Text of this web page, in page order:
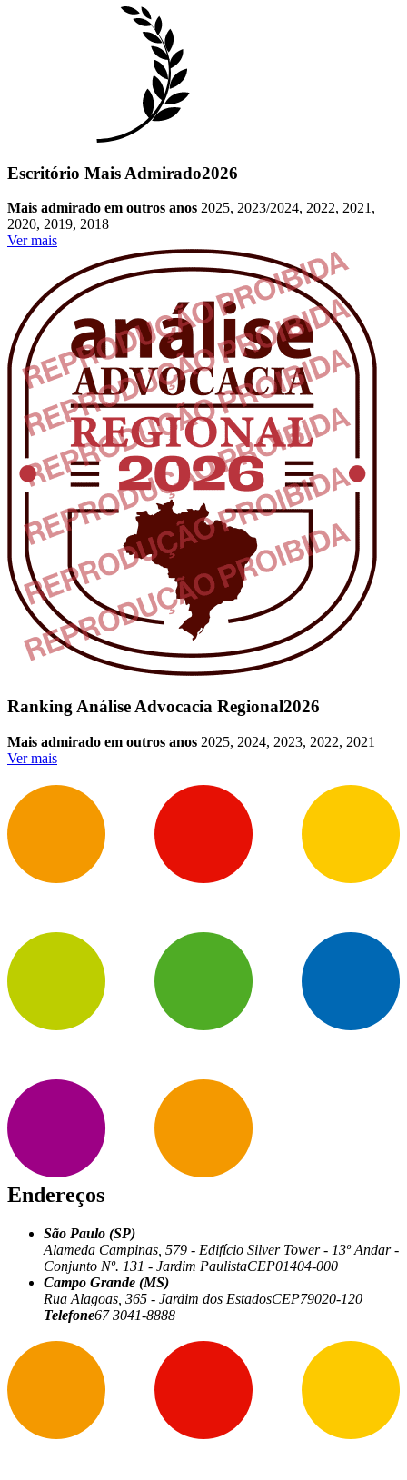
Escritório Mais Admirado2026
Mais admirado em outros anos 2025, 2023/2024, 2022, 2021,
2020, 2019, 2018
Ver mais
Ranking Análise Advocacia Regional2026
Mais admirado em outros anos 2025, 2024, 2023, 2022, 2021
Ver mais
Endereços
São Paulo (SP)
Alameda Campinas, 579 - Edifício Silver Tower - 13º Andar -
Conjunto Nº. 131 - Jardim PaulistaCEP01404-000
Campo Grande (MS)
Rua Alagoas, 365 - Jardim dos EstadosCEP79020-120
Telefone67 3041-8888